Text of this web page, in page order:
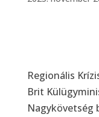
Regionális
Brit
Nagykövetség